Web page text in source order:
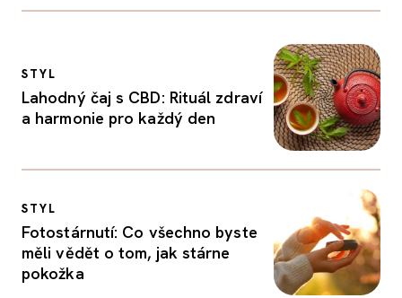
STYL
Lahodný čaj s CBD: Rituál zdraví
a harmonie pro každý den
STYL
Fotostárnutí: Co všechno byste
měli vědět o tom, jak stárne
pokožka